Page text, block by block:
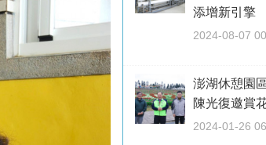
添增新引擎
2024-08-07
澎湖休憩園
陳光復邀賞
2024-01-26